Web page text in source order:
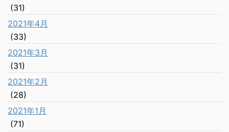
(31)
2021年4月
(33)
2021年3月
(31)
2021年2月
(28)
2021年1月
(71)